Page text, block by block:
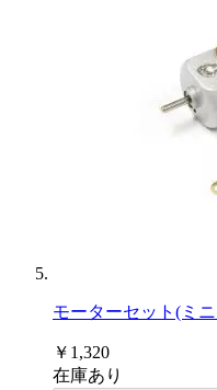
モーターセット(ミ
￥1,320
在庫あり